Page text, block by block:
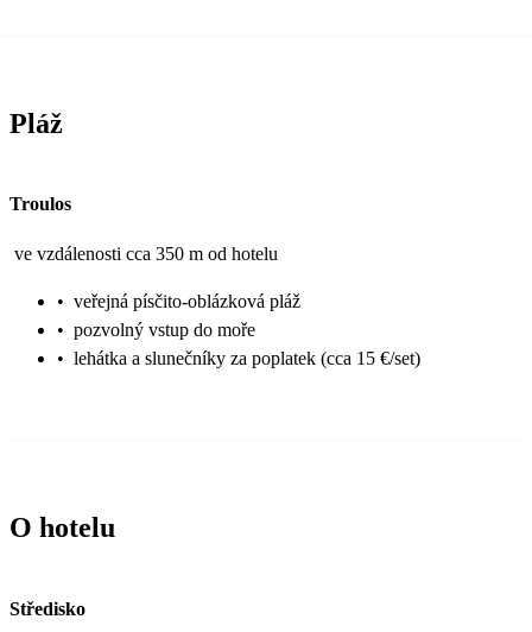
Pláž
Troulos
ve vzdálenosti cca 350 m od hotelu
• veřejná písčito-oblázková pláž
• pozvolný vstup do moře
• lehátka a slunečníky za poplatek (cca 15 €/set)
O hotelu
Středisko